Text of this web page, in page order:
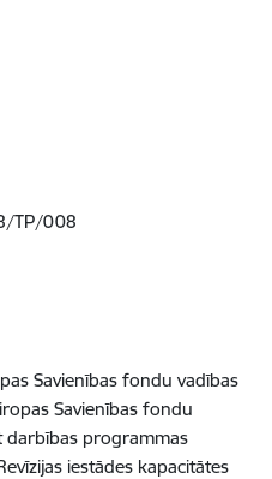
TP/008
Savienības fondu vadības
Savienības fondu
darbības programmas
iestādes kapacitātes